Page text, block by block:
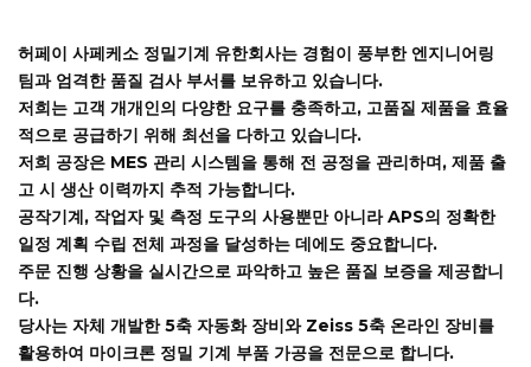
허페이 사페케소 정밀기계 유한회사는 경험이 풍부한 엔지니어링
팀과 엄격한 품질 검사 부서를 보유하고 있습니다.
저희는 고객 개개인의 다양한 요구를 충족하고, 고품질 제품을 효율
적으로 공급하기 위해 최선을 다하고 있습니다.
저희 공장은 MES 관리 시스템을 통해 전 공정을 관리하며, 제품 출
고 시 생산 이력까지 추적 가능합니다.
공작기계, 작업자 및 측정 도구의 사용뿐만 아니라 APS의 정확한
일정 계획 수립 전체 과정을 달성하는 데에도 중요합니다.
주문 진행 상황을 실시간으로 파악하고 높은 품질 보증을 제공합니
다.
당사는 자체 개발한 5축 자동화 장비와 Zeiss 5축 온라인 장비를
활용하여 마이크론 정밀 기계 부품 가공을 전문으로 합니다.